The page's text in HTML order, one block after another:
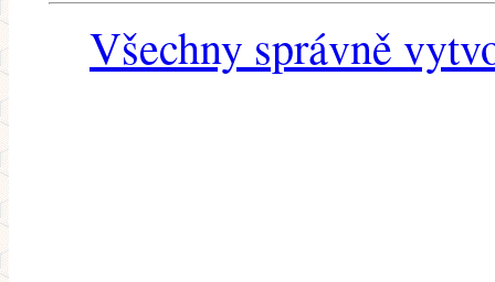
Všechny správně